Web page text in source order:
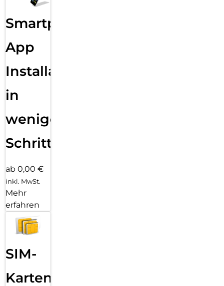
Smartphone
App
Installation
in
wenigen
Schritten
ab 0,00 €
inkl. MwSt.
Mehr
erfahren
SIM-
Karten